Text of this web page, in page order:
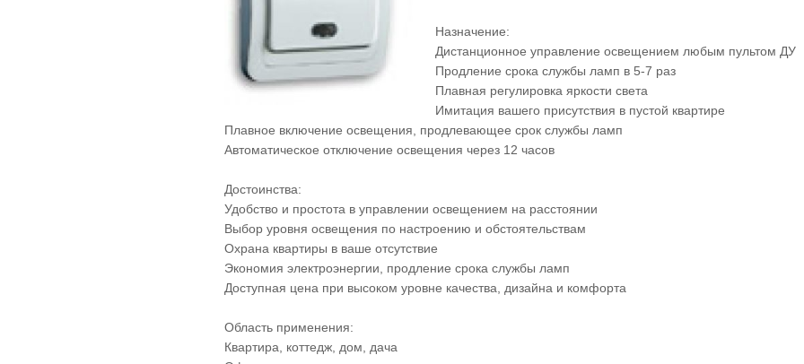
Назначение:
Дистанционное управление освещением любым пультом ДУ
Продление срока службы ламп в 5-7 раз
Плавная регулировка яркости света
Имитация вашего присутствия в пустой квартире
Плавное включение освещения, продлевающее срок службы ламп
Автоматическое отключение освещения через 12 часов
Достоинства:
Удобство и простота в управлении освещением на расстоянии
Выбор уровня освещения по настроению и обстоятельствам
Охрана квартиры в ваше отсутствие
Экономия электроэнергии, продление срока службы ламп
Доступная цена при высоком уровне качества, дизайна и комфорта
Область применения:
Квартира, коттедж, дом, дача